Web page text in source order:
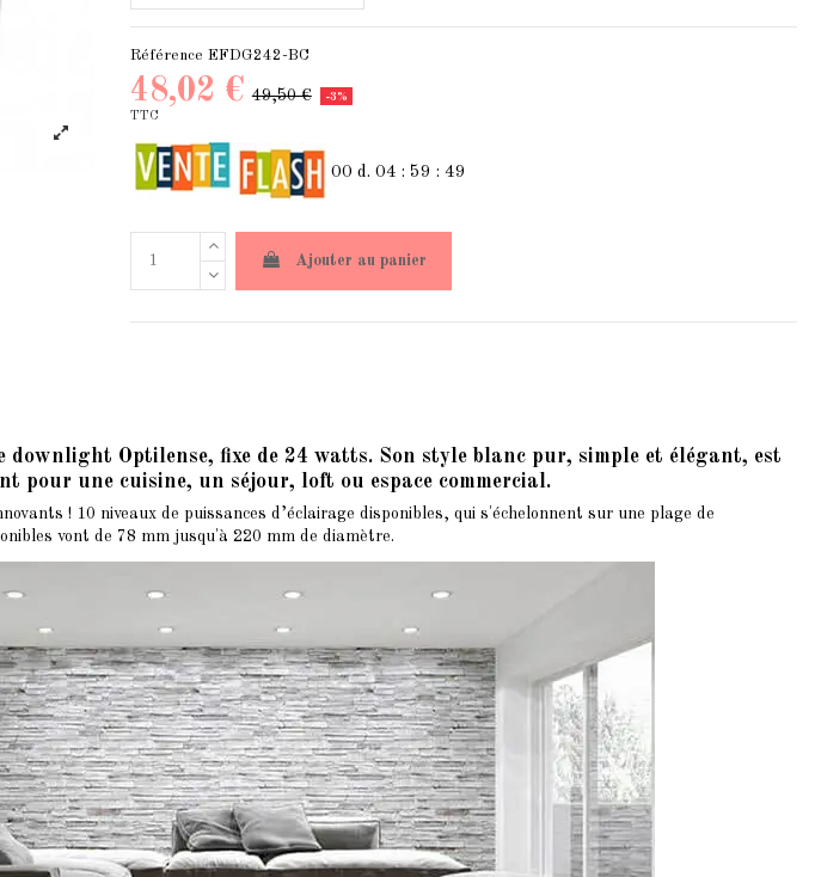
Référence EFDG242-BC
48,02 € 49,50 € -3%
TTC
00 d. 04 : 59 :49
Ajouter au panier
downlight Optilense, fixe de 24 watts. Son style blanc pur, simple et élégant, est
pour une cuisine, un séjour, loft ou espace commercial.
! 10 niveaux de puissances d’éclairage disponibles, qui s'échelonnent sur une plage de
vont de 78 mm jusqu'à 220 mm de diamètre.